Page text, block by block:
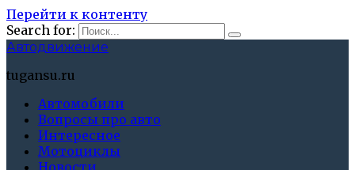
Перейти к контенту
Search for:
Автодвижение
tugansu.ru
Автомобили
Вопросы про авто
Интересное
Мотоциклы
Новости